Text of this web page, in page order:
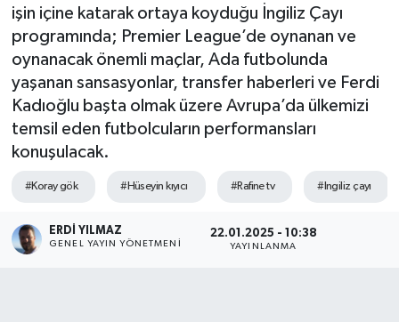
işin içine katarak ortaya koyduğu İngiliz Çayı
programında; Premier League’de oynanan ve
oynanacak önemli maçlar, Ada futbolunda
yaşanan sansasyonlar, transfer haberleri ve Ferdi
Kadıoğlu başta olmak üzere Avrupa’da ülkemizi
temsil eden futbolcuların performansları
konuşulacak.
#Koray gök #Hüseyin kıyıcı #Rafine tv #Ingiliz çayı
ERDI YILMAZ
GENEL YAYIN YÖNETMENI
22.01.2025 - 10:38
YAYINLANMA